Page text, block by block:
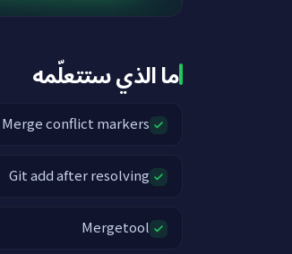
ما الذي ستتعلّمه
Merge conflict markers
Git add after resolving
Mergetool